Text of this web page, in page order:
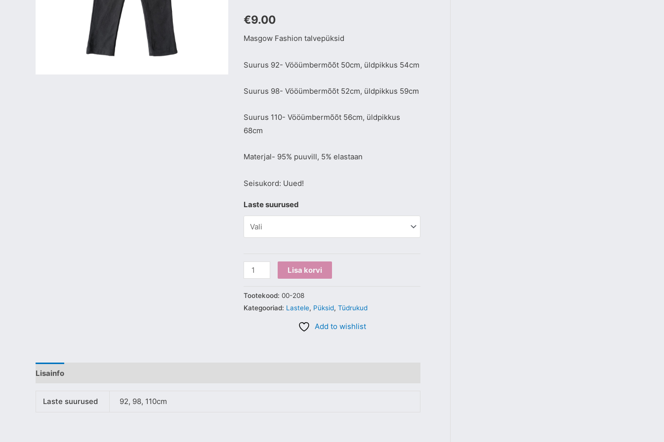
€9.00
Masgow Fashion talvepüksid
Suurus 92- Vööümbermõõt 50cm, üldpikkus 54cm
Suurus 98- Vööümbermõõt 52cm, üldpikkus 59cm
Suurus 110- Vööümbermõõt 56cm, üldpikkus
68cm
Materjal- 95% puuvill, 5% elastaan
Seisukord: Uued!
Laste suurused
Lisa korvi
Tootekood: 00-208
Kategooriad: Lastele, Püksid, Tüdrukud
Add to wishlist
Lisainfo
Laste suurused 92, 98, 110cm